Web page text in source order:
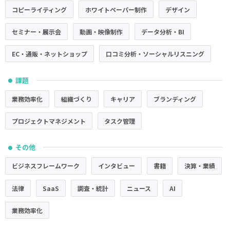
コピーライティング ホワイトペーパー制作 デザイン
セミナー・展示会 動画・映像制作 データ分析・BI
EC・通販・ネットショップ 口コミ分析・ソーシャルリスニング
● 課題
業務効率化 組織づくり キャリア ブランディング
プロジェクトマネジメント タスク管理
● その他
ビジネスフレームワーク インタビュー 書籍 決算・業績
法律 SaaS 調査・統計 ニュース AI
業務効率化